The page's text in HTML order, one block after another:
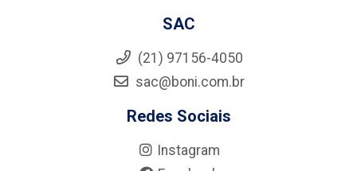
SAC
(21) 97156-4050
sac@boni.com.br
Redes Sociais
Instagram